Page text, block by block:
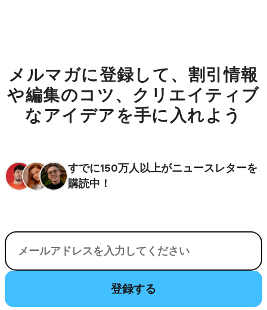
メルマガに登録して、割引情報
や編集のコツ、クリエイティブ
なアイデアを手に入れよう
すでに150万人以上がニュースレターを
購読中！
電子メール
登録する